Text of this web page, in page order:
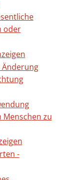
oder
zu
-